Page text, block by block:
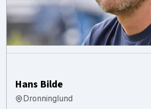
Hans Bilde
Dronninglund